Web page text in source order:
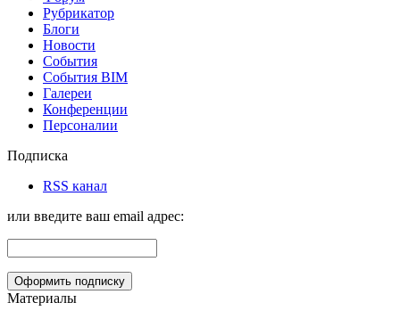
Рубрикатор
Блоги
Новости
События
События BIM
Галереи
Конференции
Персоналии
Подписка
RSS канал
или введите ваш email адрес:
Материалы